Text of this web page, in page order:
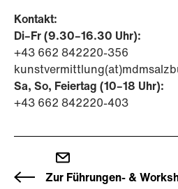
Kontakt:
Di–Fr (9.30–16.30 Uhr):
+43 662 842220-356
Sa, So, Feiertag (10–18 Uhr):
+43 662 842220-403
Zur Führungen- &